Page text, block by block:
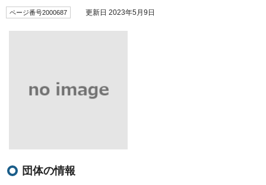
ページ番号2000687 更新日 2023年5月9日
団体の情報